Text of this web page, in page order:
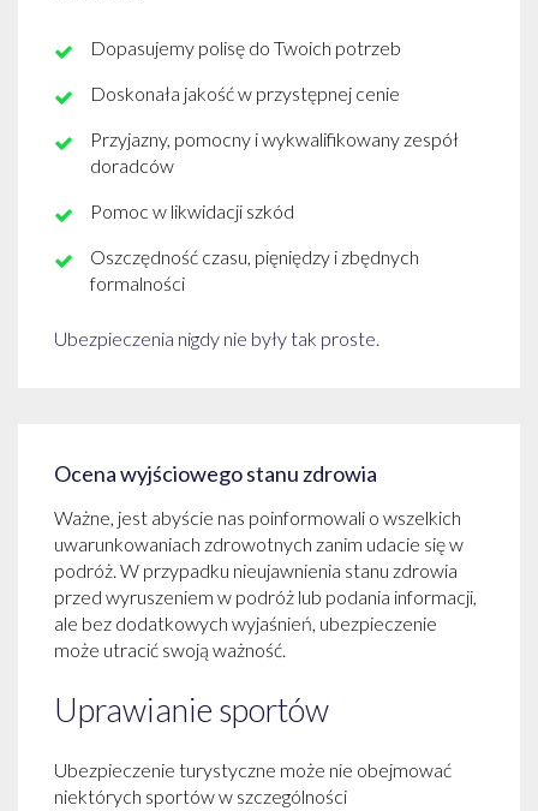
Dopasujemy polisę do Twoich potrzeb
Doskonała jakość w przystępnej cenie
Przyjazny, pomocny i wykwalifikowany zespół
doradców
Pomoc w likwidacji szkód
Oszczędność czasu, pięniędzy i zbędnych
formalności
Ubezpieczenia nigdy nie były tak proste.
Ocena wyjściowego stanu zdrowia
Ważne, jest abyście nas poinformowali o wszelkich
uwarunkowaniach zdrowotnych zanim udacie się w
podróż. W przypadku nieujawnienia stanu zdrowia
przed wyruszeniem w podróż lub podania informacji,
ale bez dodatkowych wyjaśnień, ubezpieczenie
może utracić swoją ważność.
Uprawianie sportów
Ubezpieczenie turystyczne może nie obejmować
niektórych sportów w szczególności